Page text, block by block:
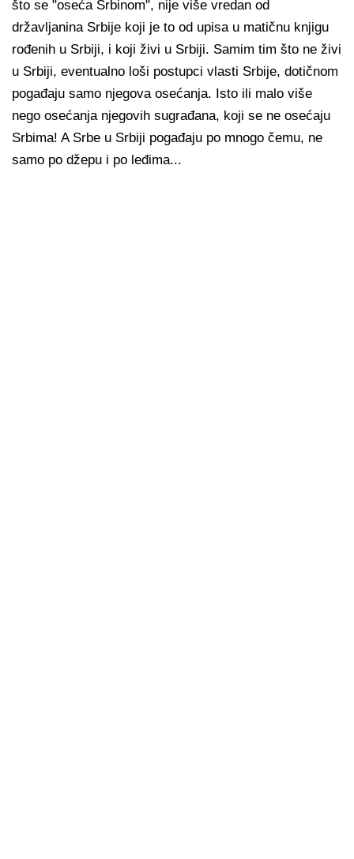
što se "oseća Srbinom", nije više vredan od
državljanina Srbije koji je to od upisa u matičnu knjigu
rođenih u Srbiji, i koji živi u Srbiji. Samim tim što ne živi
u Srbiji, eventualno loši postupci vlasti Srbije, dotičnom
pogađaju samo njegova osećanja. Isto ili malo više
nego osećanja njegovih sugrađana, koji se ne osećaju
Srbima! A Srbe u Srbiji pogađaju po mnogo čemu, ne
samo po džepu i po leđima...